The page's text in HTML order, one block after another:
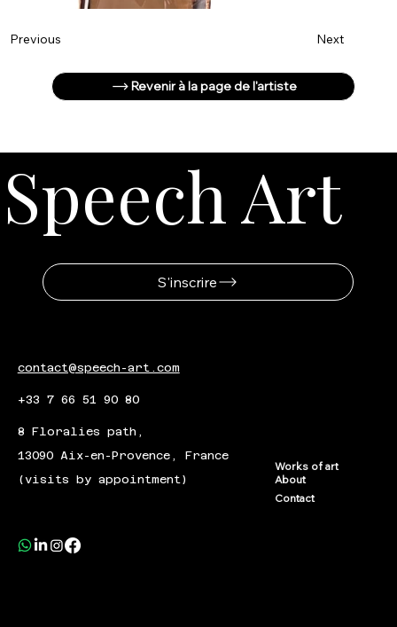
Previous Next
Revenir à la page de l'artiste
Speech Art
contact@speech-art.com
+33 7 66 51 90 80
8 Floralies path,
13090 Aix-en-Provence, France
(visits by appointment)
Works of art
About
Contact
S'inscrire